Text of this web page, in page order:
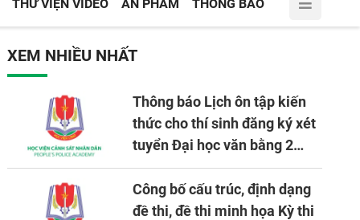
THƯ VIỆN VIDEO ẤN PHẨM THÔNG BÁO
XEM NHIỀU NHẤT
Thông báo Lịch ôn tập kiến
thức cho thí sinh đăng ký xét
tuyển Đại học văn bằng 2
tuyển mới, mở tại Học viện
CSND năm học 2026 - 2027
Công bố cấu trúc, định dạng
đề thi, đề thi minh họa Kỳ thi